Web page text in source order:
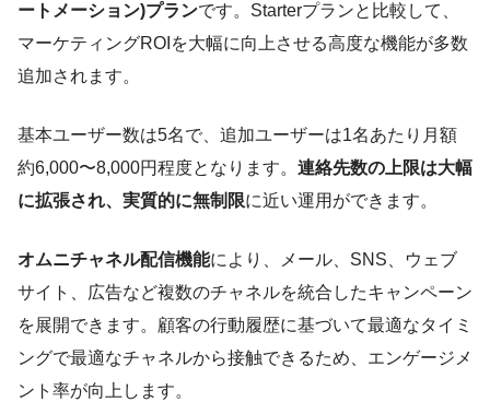
ートメーション)プランです。Starterプランと比較して、
マーケティングROIを大幅に向上させる高度な機能が多数
追加されます。
基本ユーザー数は5名で、追加ユーザーは1名あたり月額
約6,000〜8,000円程度となります。 連絡先数の上限は大幅
に拡張され、実質的に無制限に近い運用ができます。
オムニチャネル配信機能により、メール、SNS、ウェブ
サイト、広告など複数のチャネルを統合したキャンペーン
を展開できます。顧客の行動履歴に基づいて最適なタイミ
ングで最適なチャネルから接触できるため、エンゲージメ
ント率が向上します。